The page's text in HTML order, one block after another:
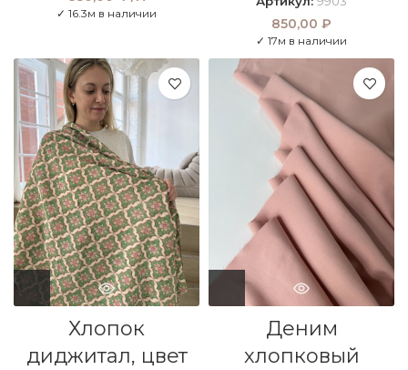
✓ 16.3м в наличии
850,00 ₽
✓ 17м в наличии
Хлопок
диджитал, цвет
Деним
хлопковый